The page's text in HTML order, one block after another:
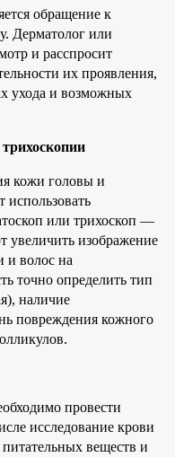
обращение к
Дерматолог или
и расспросит
их проявления,
ухода и возможных
кожи головы и
использовать
или трихоскоп —
увеличить изображение
и волос на
точно определить тип
наличие
повреждения кожного
провести
исследование крови
веществ и